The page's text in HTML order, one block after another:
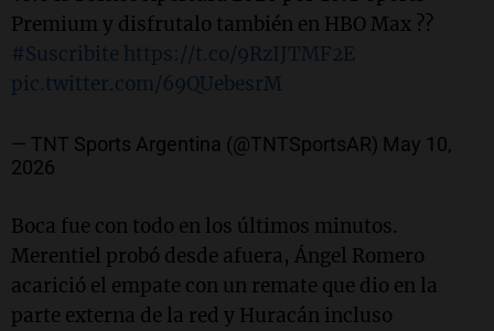
Premium y disfrutalo también en HBO Max ??
#Suscribite https://t.co/9RzIJTMF2E
pic.twitter.com/69QUebesrM
— TNT Sports Argentina (@TNTSportsAR) May 10,
2026
Boca fue con todo en los últimos minutos.
Merentiel probó desde afuera, Ángel Romero
acarició el empate con un remate que dio en la
parte externa de la red y Huracán incluso